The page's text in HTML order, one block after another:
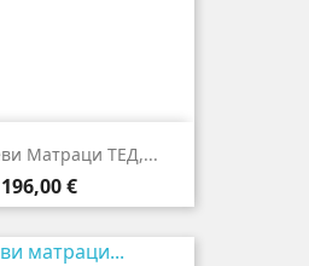
Матраци ТЕД,...
Цена
196,00 €